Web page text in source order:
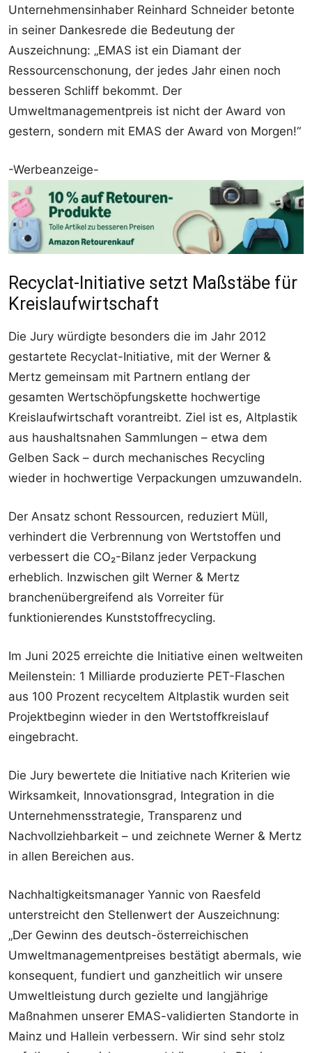
Unternehmensinhaber Reinhard Schneider betonte
in seiner Dankesrede die Bedeutung der
Auszeichnung: „EMAS ist ein Diamant der
Ressourcenschonung, der jedes Jahr einen noch
besseren Schliff bekommt. Der
Umweltmanagementpreis ist nicht der Award von
gestern, sondern mit EMAS der Award von Morgen!“
-Werbeanzeige-
Recyclat-Initiative setzt Maßstäbe für
Kreislaufwirtschaft
Die Jury würdigte besonders die im Jahr 2012
gestartete Recyclat-Initiative, mit der Werner &
Mertz gemeinsam mit Partnern entlang der
gesamten Wertschöpfungskette hochwertige
Kreislaufwirtschaft vorantreibt. Ziel ist es, Altplastik
aus haushaltsnahen Sammlungen – etwa dem
Gelben Sack – durch mechanisches Recycling
wieder in hochwertige Verpackungen umzuwandeln.
Der Ansatz schont Ressourcen, reduziert Müll,
verhindert die Verbrennung von Wertstoffen und
verbessert die CO₂-Bilanz jeder Verpackung
erheblich. Inzwischen gilt Werner & Mertz
branchenübergreifend als Vorreiter für
funktionierendes Kunststoffrecycling.
Im Juni 2025 erreichte die Initiative einen weltweiten
Meilenstein: 1 Milliarde produzierte PET-Flaschen
aus 100 Prozent recyceltem Altplastik wurden seit
Projektbeginn wieder in den Wertstoffkreislauf
eingebracht.
Die Jury bewertete die Initiative nach Kriterien wie
Wirksamkeit, Innovationsgrad, Integration in die
Unternehmensstrategie, Transparenz und
Nachvollziehbarkeit – und zeichnete Werner & Mertz
in allen Bereichen aus.
Nachhaltigkeitsmanager Yannic von Raesfeld
unterstreicht den Stellenwert der Auszeichnung:
„Der Gewinn des deutsch-österreichischen
Umweltmanagementpreises bestätigt abermals, wie
konsequent, fundiert und ganzheitlich wir unsere
Umweltleistung durch gezielte und langjährige
Maßnahmen unserer EMAS-validierten Standorte in
Mainz und Hallein verbessern. Wir sind sehr stolz